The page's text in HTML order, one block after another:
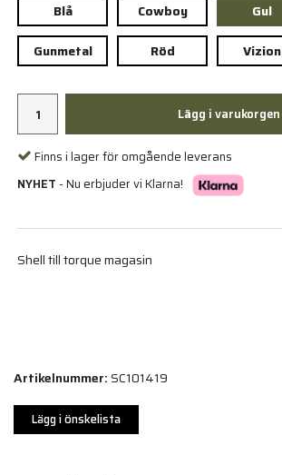
Blå Cowboy
Gul
Gunmetal
Röd Vizion
Lägg i varukorgen
Finns i lager för omgående leverans
NYHET - Nu erbjuder vi Klarna!
Shell till torque magasin
Artikelnummer:SC101419
Lägg i önskelista